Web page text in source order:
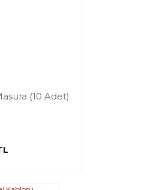
(10 Adet)